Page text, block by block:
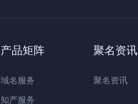
产品矩阵
域名服务
知产服务
聚名资讯
聚名资讯